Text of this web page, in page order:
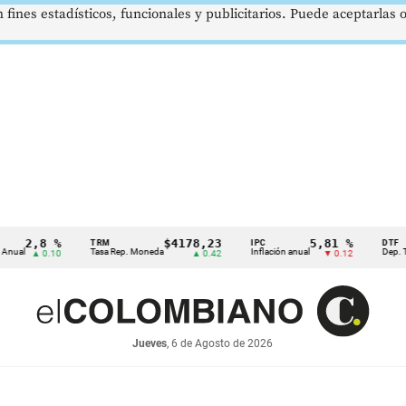
2,8 %
▲ 0.10
TRM
Tasa Rep. Moneda
$4178,23
▲ 0.42
IPC
Inflación anual
5,81 %
▼ 0.12
DTF
Dep.
Jueves, 6 de Agosto de 2026
estadísticos, funcionales y publicitarios. Puede aceptarlas